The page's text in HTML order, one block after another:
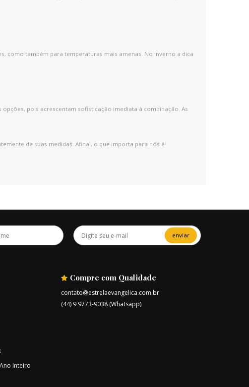
como também para temperaturas mais amenas. No inverno a dica
opções, pois acrescentam sofisticação imediata à combinação. As
de suas medidas. Afinal, o que importa para nós é
enviar
Inteiro
Compre com Qualidade
contato@estrelaevangelica.com.br
(44) 9 9773-9038 (Whatsapp)